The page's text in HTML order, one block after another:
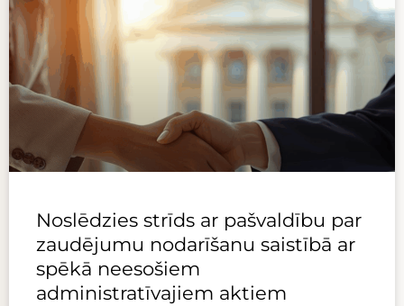
Noslēdzies strīds ar pašvaldību par
zaudējumu nodarīšanu saistībā ar
spēkā neesošiem
administratīvajiem aktiem